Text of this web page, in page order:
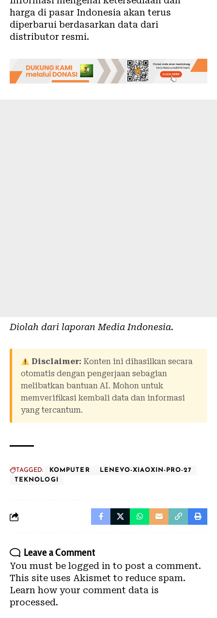
harga di pasar Indonesia akan terus
diperbarui berdasarkan data dari
distributor resmi.
Diolah dari laporan Media Indonesia.
Disclaimer: Konten ini dihasilkan secara
otomatis dengan pengerjaan sebagian
melibatkan bantuan AI. Mohon untuk
memverifikasi kembali data dan informasi
yang tercantum.
TAGGED: KOMPUTER
LENEVO-XIAOXIN-PRO-27
TEKNOLOGI
Leave a Comment
You must be logged in to post a comment.
This site uses Akismet to reduce spam.
Learn how your comment data is
processed.